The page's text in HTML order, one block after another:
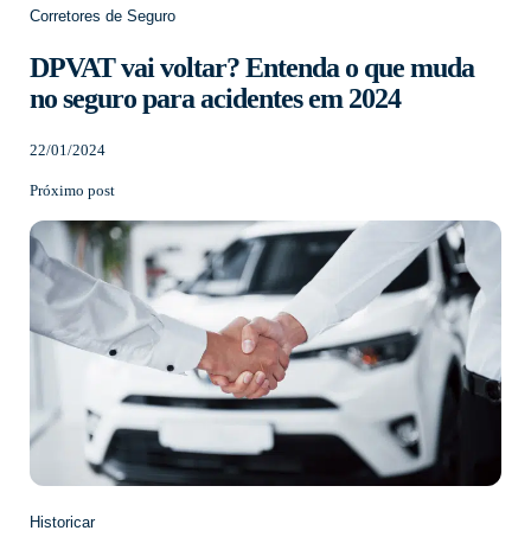
Corretores de Seguro
DPVAT vai voltar? Entenda o que muda
no seguro para acidentes em 2024
22/01/2024
Próximo post
Historicar